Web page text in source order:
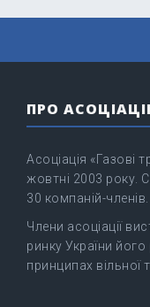
ПРО
Асоціація «Газові
жовтні 2003 року.
30 компаній-членів.
Члени асоціації
ринку України
принципах вільної